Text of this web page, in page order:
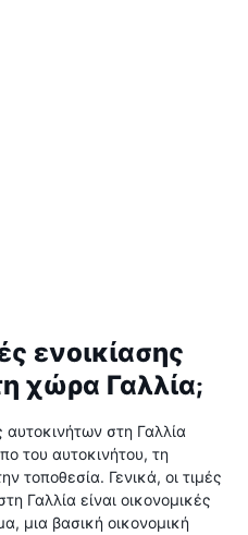
ενοικίασης
χώρα Γαλλία;
αυτοκινήτων στη Γαλλία
του αυτοκινήτου, τη
τοποθεσία. Γενικά, οι τιμές
Γαλλία είναι οικονομικές
μια βασική οικονομική